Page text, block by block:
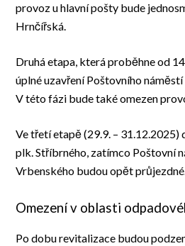
provoz u hlavní pošty bude
Hrnčířská.
Druhá etapa, která proběhne od
úplné uzavření Poštovního
V této fázi bude také omezen
Ve třetí etapě (29.9. – 31.12.2025)
plk. Stříbrného, zatímco Poštovní
Vrbenského budou opět
Omezení v oblasti
Po dobu revitalizace budou